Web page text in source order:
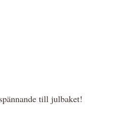
till julbaket!